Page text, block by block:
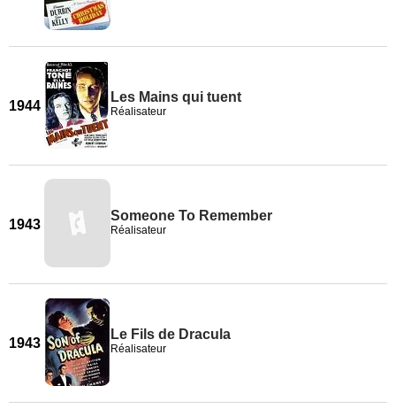
1944
Les Mains qui tuent
Réalisateur
1943
Someone To Remember
Réalisateur
1943
Le Fils de Dracula
Réalisateur